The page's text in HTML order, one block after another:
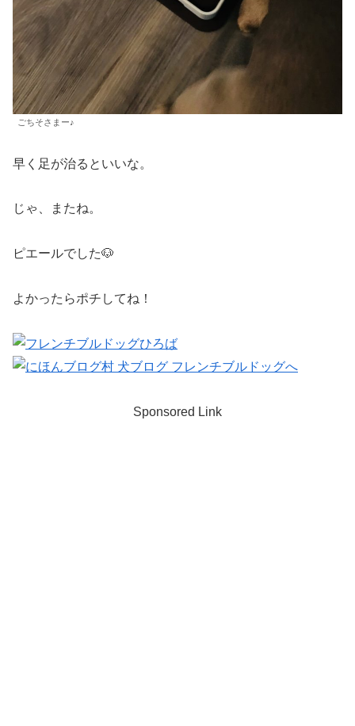
ごちそさまー♪
早く足が治るといいな。
じゃ、またね。
ピエールでした🐶
よかったらポチしてね！
Sponsored Link